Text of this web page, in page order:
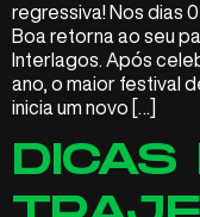
regressiva! Nos dias
Boa retorna ao seu
Interlagos. Após
ano, o maior festival
inicia um novo […]
DICAS